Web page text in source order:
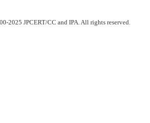
2025 JPCERT/CC and IPA. All rights reserved.